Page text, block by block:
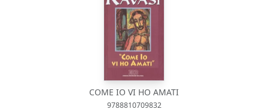
COME IO VI HO AMATI
9788810709832